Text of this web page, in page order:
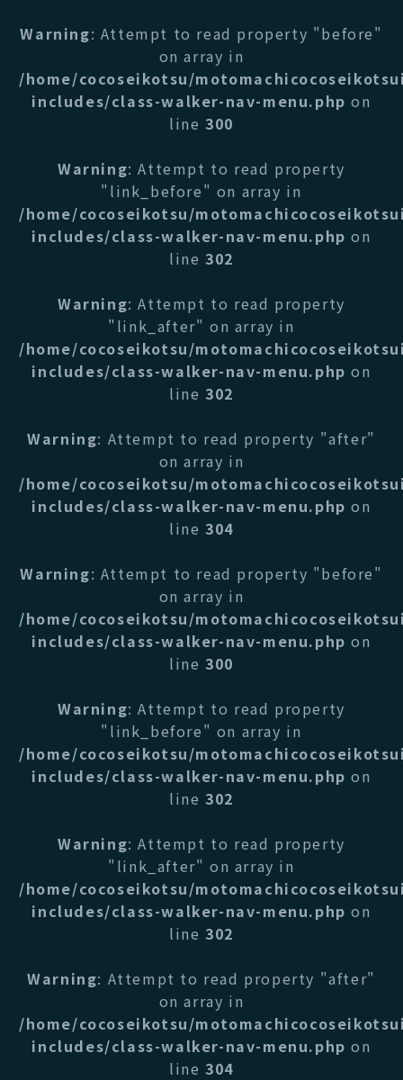
Warning: Attempt to read property "before"
on array in
/home/cocoseikotsu/
includes/class-walker-nav-menu.php on
line300
Warning: Attempt to read property
"link_before" on array in
/home/cocoseikotsu/
includes/class-walker-nav-menu.php on
line302
Warning: Attempt to read property
"link_after" on array in
/home/cocoseikotsu/
includes/class-walker-nav-menu.php on
line302
Warning: Attempt to read property "after"
on array in
/home/cocoseikotsu/
includes/class-walker-nav-menu.php on
line304
Warning: Attempt to read property "before"
on array in
/home/cocoseikotsu/
includes/class-walker-nav-menu.php on
line300
Warning: Attempt to read property
"link_before" on array in
/home/cocoseikotsu/
includes/class-walker-nav-menu.php on
line302
Warning: Attempt to read property
"link_after" on array in
/home/cocoseikotsu/
includes/class-walker-nav-menu.php on
line302
Warning: Attempt to read property "after"
on array in
/home/cocoseikotsu/
includes/class-walker-nav-menu.php on
line304